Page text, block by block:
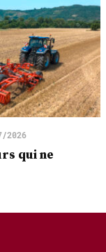
2026
qui ne